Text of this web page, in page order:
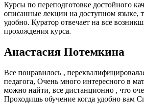
Курсы по переподготовке достойного
описанные лекции на доступном языке,
удобно. Куратор отвечает на все
прохождения курса.
Анастасия Потемкина
Все понравилось ,
педагога, Очень много интересного в
можно найти, все дистанционно , что
Проходишь обучение когда удобно вам